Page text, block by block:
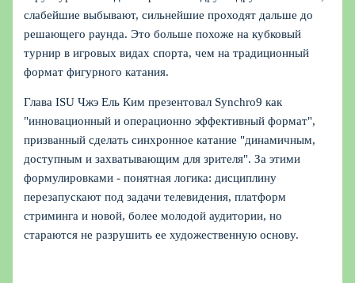
слабейшие выбывают, сильнейшие проходят дальше до
решающего раунда. Это больше похоже на кубковый
турнир в игровых видах спорта, чем на традиционный
формат фигурного катания.
Глава ISU Чжэ Ель Ким презентовал Synchro9 как
"инновационный и операционно эффективный формат",
призванный сделать синхронное катание "динамичным,
доступным и захватывающим для зрителя". За этими
формулировками - понятная логика: дисциплину
перезапускают под задачи телевидения, платформ
стриминга и новой, более молодой аудитории, но
стараются не разрушить ее художественную основу.